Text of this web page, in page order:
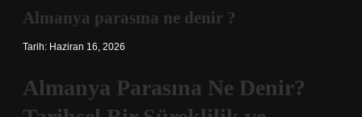
Almanya parasına ne denir ?
Tarih: Haziran 16, 2026
Almanya Parasına Ne Denir?